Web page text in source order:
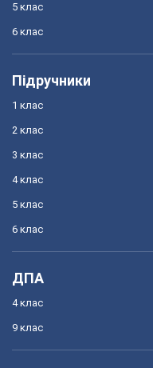
5 клас
6 клас
Підручники
1 клас
2 клас
3 клас
4 клас
5 клас
6 клас
ДПА
4 клас
9 клас